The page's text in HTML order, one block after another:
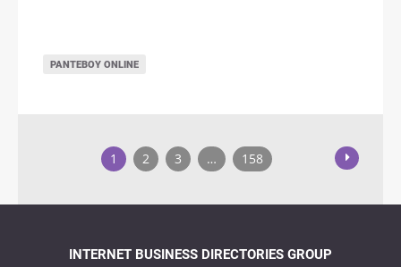
ΡΑΝΤΕΒΟΎ ONLINE
1 2 3 … 158
INTERNET BUSINESS DIRECTORIES GROUP